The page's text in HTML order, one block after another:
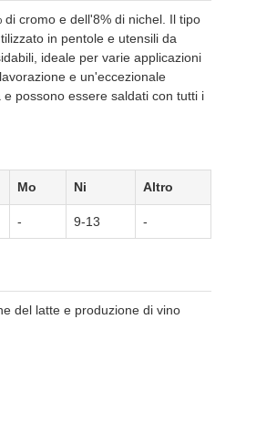
cromo e dell'8% di nichel. Il tipo
in pentole e utensili da
ideale per varie applicazioni
e un'eccezionale
possono essere saldati con tutti i
Mo Ni Altro
- 9-13 -
del latte e produzione di vino